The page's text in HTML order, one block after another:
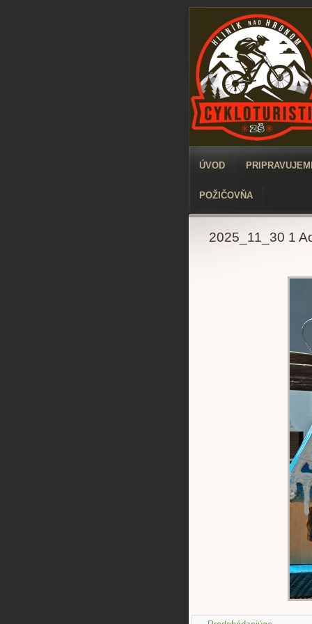
ÚVOD
POŽIČOVŇA
2025_11_30 1